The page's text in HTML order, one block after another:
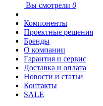
Вы смотрели 0
Компоненты
Проектные решения
Бренды
О компании
Гарантия и сервис
Доставка и оплата
Новости и статьи
Контакты
SALE